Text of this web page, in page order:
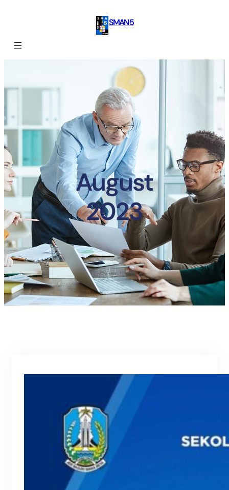
SMAN 5
August
2023